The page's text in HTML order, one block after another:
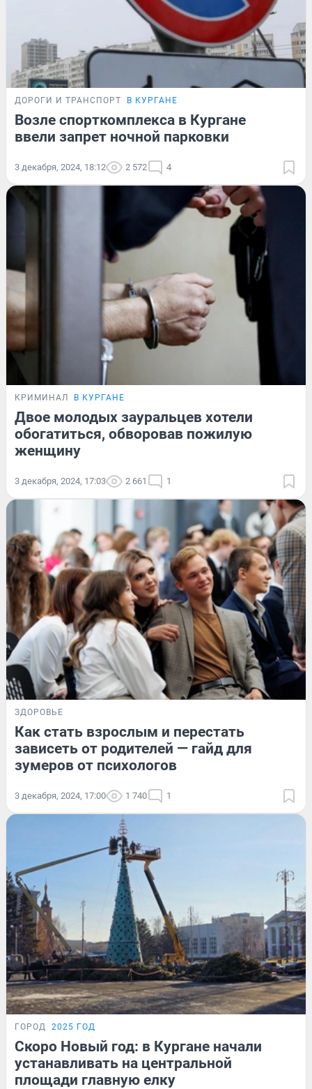
ДОРОГИ И ТРАНСПОРТ В КУРГАНЕ
Возле спорткомплекса в Кургане
ввели запрет ночной парковки
3 декабря, 2024, 18:12 2 572 4
КРИМИНАЛ В КУРГАНЕ
Двое молодых зауральцев хотели
обогатиться, обворовав пожилую
женщину
3 декабря, 2024, 17:03 2 661 1
ЗДОРОВЬЕ
Как стать взрослым и перестать
зависеть от родителей — гайд для
зумеров от психологов
3 декабря, 2024, 17:00 1 740 1
ГОРОД 2025 ГОД
Скоро Новый год: в Кургане начали
устанавливать на центральной
площади главную елку